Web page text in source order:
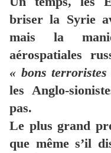
briser la Syrie
mais la
aérospatiales
« bons terroristes
les Anglo-
pas.
Le plus grand
que même s’il